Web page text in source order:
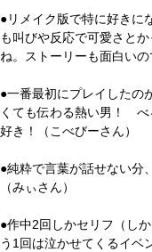
●リメイク版で特に好きに
も叫びや反応で可愛さと
ね。ストーリーも面白い
●一番最初にプレイしたの
くても伝わる熱い男！
好き！（こべびーさん）
●純粋で言葉が話せない分
（みぃさん）
●作中2回しかセリフ（し
う1回は泣かせてくるイベ